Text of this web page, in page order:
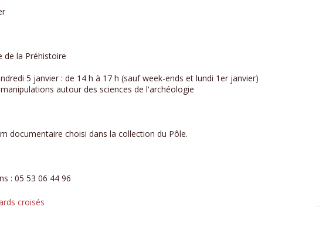
de la Préhistoire
5 janvier : de 14 h à 17 h (sauf week-ends et lundi 1er janvier)
autour des sciences de l'archéologie
documentaire choisi dans la collection du Pôle.
: 05 53 06 44 96
croisés